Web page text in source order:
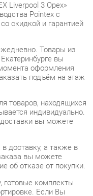
Товары из
вы
оформления
подъём на этаж
находящихся
индивидуально.
вы можете
а также в
вы можете
отказе от покупки.
комплекты
Если Вы
поврежденную
.
некоторые модели – 2